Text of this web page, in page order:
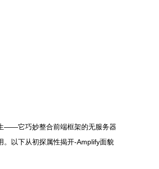
——它巧妙整合前端框架的无服务器
。以下从初探属性揭开-Amplify面貌